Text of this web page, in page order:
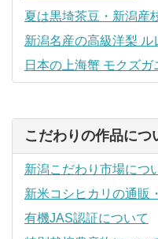
夏は黒埼茶豆・新潟産
新潟名産の高級洋梨 ル
日本の上海蟹 モクズガ
こだわりの作品につ
新潟こだわり市場につ
新米コシヒカリの通販
有機JAS認証について